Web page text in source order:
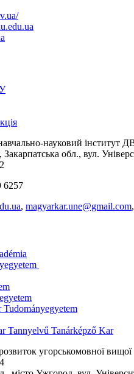
науковий інститут
обл., вул.
6257
, magyarkar.une@gmail.com,
Tannyelvű Tanárképző Kar
угорськомовної вищої